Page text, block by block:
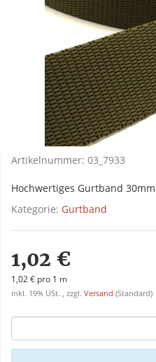
Artikelnummer: 03_7933
Hochwertiges Gurtband
Kategorie: Gurtband
1,02 €
1,02 € pro 1 m
inkl. 19% USt. , zzgl. Versand (Standard)